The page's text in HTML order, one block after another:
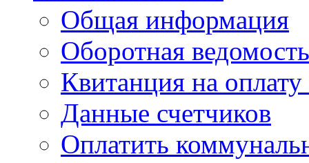
Общая информация
Оборотная ведомость
Квитанция на
Данные счетчиков
Оплатить